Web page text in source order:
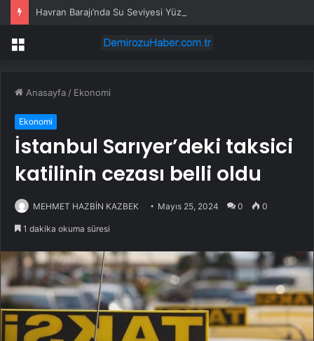
Havran Barajı’nda Su Seviyesi Yüzde 100
Menü
Anasayfa / Ekonomi
Ekonomi
İstanbul Sarıyer’deki taksici
katilinin cezası belli oldu
MEHMET HAZBİN KAZBEK Mayıs 25, 2024 0 0
1 dakika okuma süresi